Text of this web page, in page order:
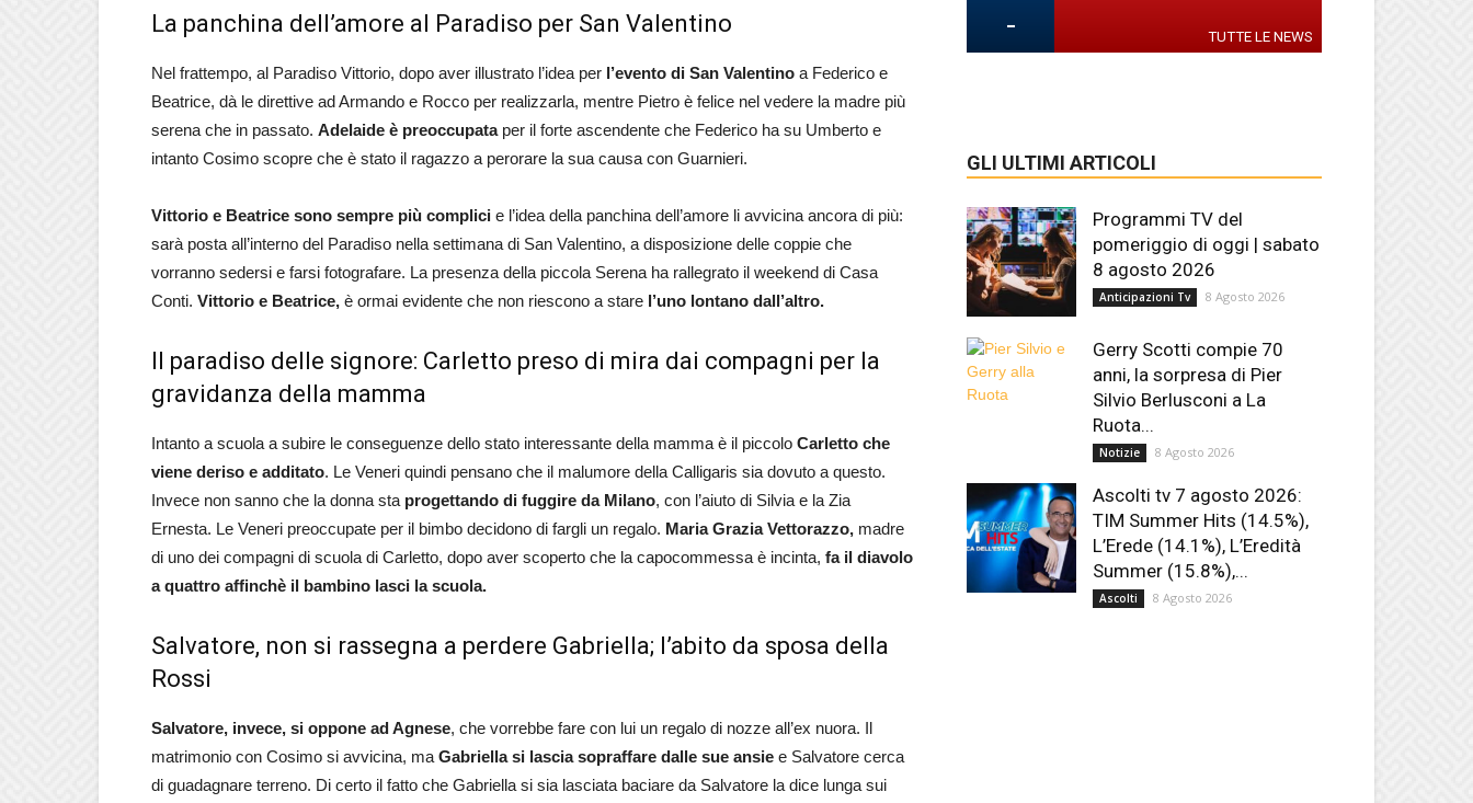
La panchina dell’amore al Paradiso per San Valentino
Nel frattempo, al Paradiso Vittorio, dopo aver illustrato l’idea per l’evento di San Valentino a Federico e
Beatrice, dà le direttive ad Armando e Rocco per realizzarla, mentre Pietro è felice nel vedere la madre più
serena che in passato. Adelaide è preoccupataper il forte ascendente che Federico ha su Umberto e
intanto Cosimo scopre che è stato il ragazzo a perorare la sua causa con Guarnieri.
Vittorio e Beatrice sono sempre più complici e l’idea della panchina dell’amore li avvicina ancora di più:
sarà posta all’interno del Paradiso nella settimana di San Valentino, a disposizione delle coppie che
vorranno sedersi e farsi fotografare. La presenza della piccola Serena ha rallegrato il weekend di Casa
Conti. Vittorio e Beatrice, è ormai evidente che non riescono a stare l’uno lontano dall’altro.
Il paradiso delle signore: Carletto preso di mira dai compagni per la
gravidanza della mamma
Intanto a scuola a subire le conseguenze dello stato interessante della mamma è il piccolo Carletto che
viene deriso e additato. Le Veneri quindi pensano che il malumore della Calligaris sia dovuto a questo.
Invece non sanno che la donna sta progettando di fuggire da Milano, con l’aiuto di Silvia e la Zia
Ernesta. Le Veneri preoccupate per il bimbo decidono di fargli un regalo. Maria Grazia Vettorazzo, madre
di uno dei compagni di scuola di Carletto, dopo aver scoperto che la capocommessa è incinta, fa il diavolo
a quattro affinchè il bambino lasci la scuola.
Salvatore, non si rassegna a perdere Gabriella; l’abito da sposa della
Rossi
Salvatore, invece, si oppone ad Agnese, che vorrebbe fare con lui un regalo di nozze all’ex nuora. Il
matrimonio con Cosimo si avvicina, ma Gabriella si lascia sopraffare dalle sue ansie e Salvatore cerca
di guadagnare terreno. Di certo il fatto che Gabriella si sia lasciata baciare da Salvatore la dice lunga sui
- TUTTE LE NEWS
GLI ULTIMI ARTICOLI
Programmi TV del
pomeriggio di oggi | sabato
8 agosto 2026
Anticipazioni Tv 8 Agosto 2026
Gerry Scotti compie 70
anni, la sorpresa di Pier
Silvio Berlusconi a La
Ruota...
Notizie 8 Agosto 2026
Ascolti tv 7 agosto 2026:
TIM Summer Hits (14.5%),
L’Erede (14.1%), L’Eredità
Summer (15.8%),...
Ascolti 8 Agosto 2026